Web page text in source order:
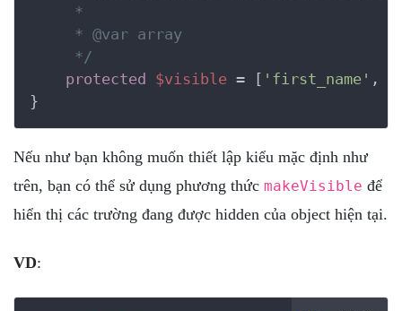
*
* @var array
*/
protected
$visible = [ 'first_name' ,
}
Nếu như bạn không muốn thiết lập kiểu mặc định như
trên, bạn có thể sử dụng phương thức makeVisible để
hiển thị các trường đang được hidden của object hiện tại.
VD: